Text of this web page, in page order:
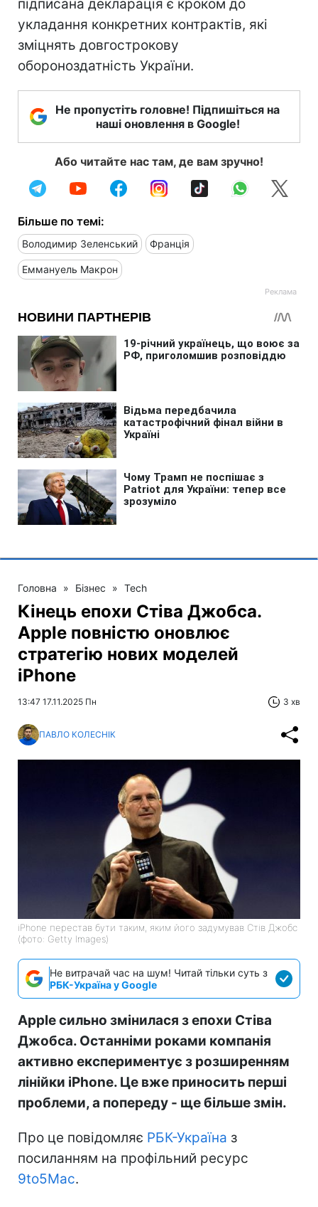
підписана декларація є кроком до
укладання конкретних контрактів, які
зміцнять довгострокову
обороноздатність України.
Не пропустіть головне! Підпишіться на
наші оновлення в Google!
Або читайте нас там, де вам зручно!
Більше по темі:
Володимир Зеленський Франція
Еммануель Макрон
Головна » Бізнес » Tech
Кінець епохи Стіва Джобса.
Apple повністю оновлює
стратегію нових моделей
iPhone
13:47 17.11.2025 Пн 3 хв
ПАВЛО КОЛЕСНІК
iPhone перестав бути таким, яким його задумував Стів Джобс
(фото: Getty Images)
Не витрачай час на шум! Читай тільки суть з
РБК-Україна у Google
Apple сильно змінилася з епохи Стіва
Джобса. Останніми роками компанія
активно експериментує з розширенням
лінійки iPhone. Це вже приносить перші
проблеми, а попереду - ще більше змін.
Про це повідомляє РБК-Україна з
посиланням на профільний ресурс
9to5Mac.